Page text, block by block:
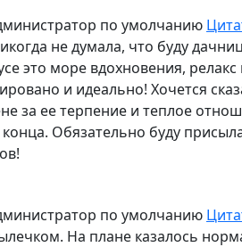
по умолчанию
не думала, что буду
это море вдохновения,
и идеально! Хочется
за ее терпение и теплое
Обязательно буду
по умолчанию
На плане казалось